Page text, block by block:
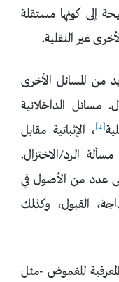
إلى كونها مستقلة
غير النقلية.
من المسائل الأخرى
مسائل الداخلانية
[2]
، الإثباتية مقابل
الرد/الاختزال.
عدد من الأصول في
القبول، وكذلك
للغموض -مثل